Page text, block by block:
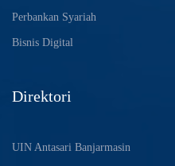
Perbankan Syariah
Bisnis Digital
Direktori
UIN Antasari Banjarmasin